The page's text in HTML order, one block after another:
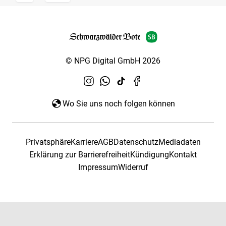
© NPG Digital GmbH 2026
Wo Sie uns noch folgen können
PrivatsphäreKarriereAGBDatenschutzMediadaten
Erklärung zur BarrierefreiheitKündigungKontakt
ImpressumWiderruf